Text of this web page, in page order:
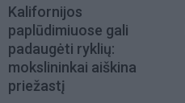
Kalifornijos
paplūdimiuose gali
padaugėti ryklių:
mokslininkai aiškina
priežastį